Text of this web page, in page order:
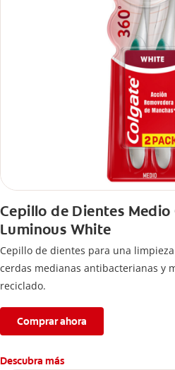
Cepillo de Dientes Medio
Luminous White
Cepillo de dientes para una
cerdas medianas antibacterianas y
reciclado.
Comprar ahora
Descubra más